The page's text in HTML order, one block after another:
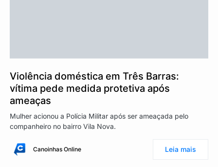
Violência doméstica em Três Barras:
vítima pede medida protetiva após
ameaças
Mulher acionou a Polícia Militar após ser ameaçada pelo
companheiro no bairro Vila Nova.
Canoinhas Online Leia mais